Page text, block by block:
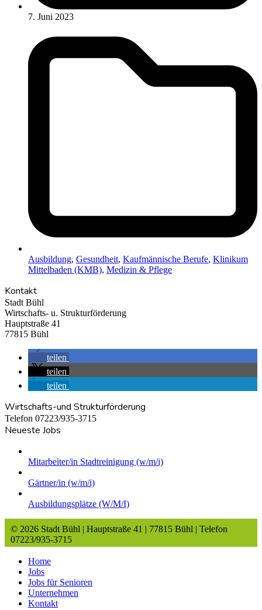
7. Juni 2023
Ausbildung, Gesundheit, Kaufmännische Berufe, Klinikum
Mittelbaden (KMB), Medizin & Pflege
Kontakt
Stadt Bühl
Wirtschafts- u. Strukturförderung
Hauptstraße 41
77815 Bühl
teilen
teilen
teilen
Wirtschafts-und Strukturförderung
Telefon 07223/935-3715
Neueste Jobs
Mitarbeiter/in Stadtreinigung (w/m/i)
Gärtner/in (w/m/i)
Ausbildungsplätze (W/M/I)
© 2026 Stadt Bühl | Hauptstraße 41 | 77815 Bühl | Telefon
07223/935-3715
Home
Jobs
Jobs für Senioren
Unternehmen
Kontakt